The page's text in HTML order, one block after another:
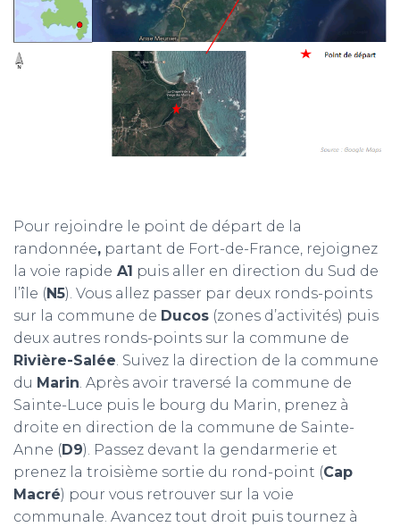
Pour rejoindre le point de départ de la
randonnée, partant de Fort-de-France, rejoignez
la voie rapide A1 puis aller en direction du Sud de
l’île (N5). Vous allez passer par deux ronds-points
sur la commune de Ducos (zones d’activités) puis
deux autres ronds-points sur la commune de
Rivière-Salée. Suivez la direction de la commune
du Marin. Après avoir traversé la commune de
Sainte-Luce puis le bourg du Marin, prenez à
droite en direction de la commune de Sainte-
Anne (D9). Passez devant la gendarmerie et
prenez la troisième sortie du rond-point (Cap
Macré) pour vous retrouver sur la voie
communale. Avancez tout droit puis tournez à